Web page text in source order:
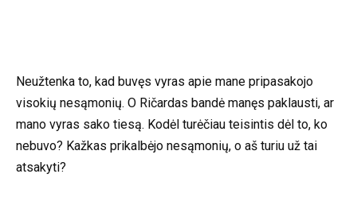
Neužtenka to, kad buvęs vyras apie mane pripasakojo
visokių nesąmonių. O Ričardas bandė manęs paklausti, ar
mano vyras sako tiesą. Kodėl turėčiau teisintis dėl to, ko
nebuvo? Kažkas prikalbėjo nesąmonių, o aš turiu už tai
atsakyti?